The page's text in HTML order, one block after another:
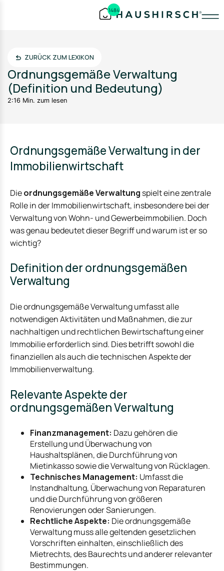
1484
ZURÜCK ZUM LEXIKON
Ordnungsgemäße Verwaltung
(Definition und Bedeutung)
2:16 Min. zum lesen
Ordnungsgemäße Verwaltung in der
Immobilienwirtschaft
Dieordnungsgemäße Verwaltung spielt eine zentrale
Rolle in der Immobilienwirtschaft, insbesondere bei der
Verwaltung von Wohn- und Gewerbeimmobilien. Doch
was genau bedeutet dieser Begriff und warum ist er so
wichtig?
Definition der ordnungsgemäßen
Verwaltung
Die ordnungsgemäße Verwaltung umfasst alle
notwendigen Aktivitäten und Maßnahmen, die zur
nachhaltigen und rechtlichen Bewirtschaftung einer
Immobilie erforderlich sind. Dies betrifft sowohl die
finanziellen als auch die technischen Aspekte der
Immobilienverwaltung.
Relevante Aspekte der
ordnungsgemäßen Verwaltung
Finanzmanagement: Dazu gehören die
Erstellung und Überwachung von
Haushaltsplänen, die Durchführung von
Mietinkasso sowie die Verwaltung von Rücklagen.
Technisches Management: Umfasst die
Instandhaltung, Überwachung von Reparaturen
und die Durchführung von größeren
Renovierungen oder Sanierungen.
Rechtliche Aspekte: Die ordnungsgemäße
Verwaltung muss alle geltenden gesetzlichen
Vorschriften einhalten, einschließlich des
Mietrechts, des Baurechts und anderer relevanter
Bestimmungen.